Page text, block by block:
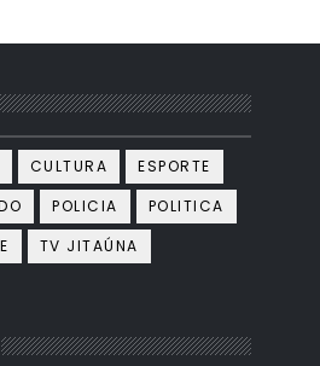
CULTURA
ESPORTE
POLICIA
POLITICA
TV JITAÚNA